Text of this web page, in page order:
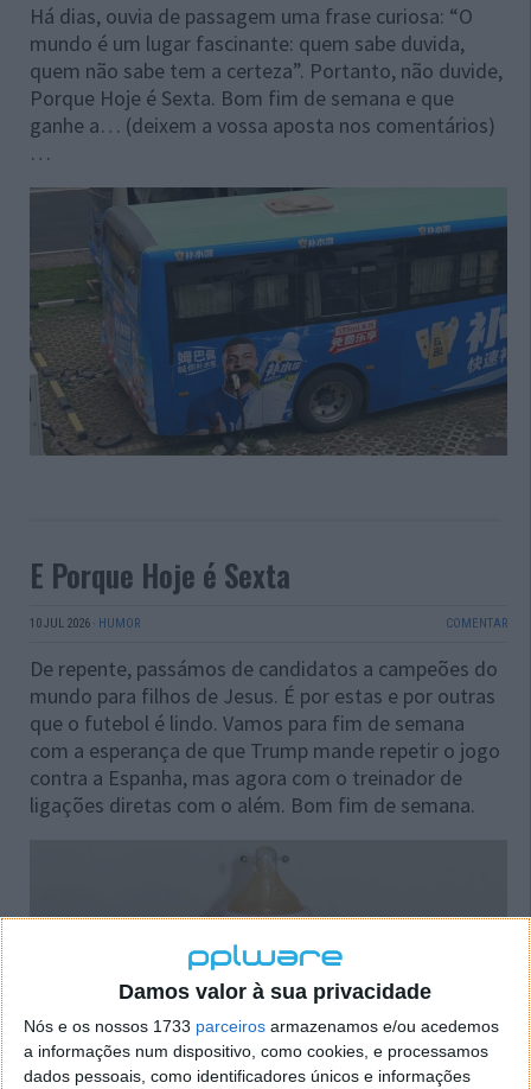
Damos valor à sua privacidade
Nós e os nossos 1733 parceiros armazenamos e/ou acedemos
a informações num dispositivo, como cookies, e processamos
dados pessoais, como identificadores únicos e informações
Há dias, ouvia de passagem uma frase curiosa: “O
mundo é um lugar fascinante: quem sabe duvida,
quem não sabe tem a certeza”. Portanto, não duvide,
Porque Hoje é Sexta. Bom fim de semana e que
ganhe a… (deixem a vossa aposta nos comentários)
…
E Porque Hoje é Sexta
10 JUL 2026 · HUMOR COMENTAR
De repente, passámos de candidatos a campeões do
mundo para filhos de Jesus. É por estas e por outras
que o futebol é lindo. Vamos para fim de semana
com a esperança de que Trump mande repetir o jogo
contra a Espanha, mas agora com o treinador de
ligações diretas com o além. Bom fim de semana.